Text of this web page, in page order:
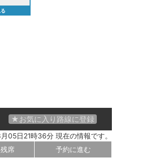
★お気に入り路線に登録
05日21時36分 現在の情報です。
残席 予約に進む